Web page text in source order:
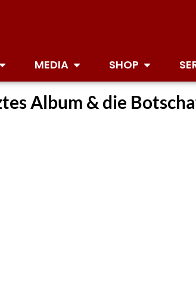
MEDIA SHOP
Album & die